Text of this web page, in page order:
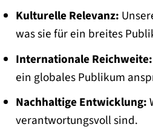
Kulturelle Relevanz:
was sie für ein breites
Internationale Reichweite:
ein globales Publikum
Nachhaltige Entwicklung:
verantwortungsvoll sind.